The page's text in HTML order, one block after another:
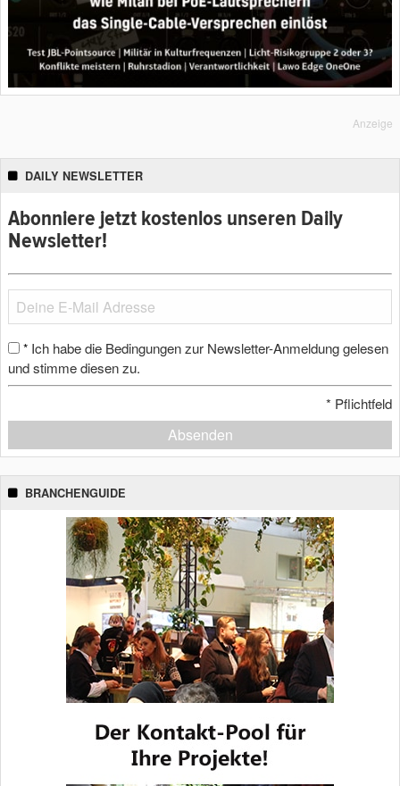
Anzeige
DAILY NEWSLETTER
Abonniere jetzt kostenlos unseren Daily
Newsletter!
* Ich habe die Bedingungen zur Newsletter-Anmeldung gelesen
und stimme diesen zu.
* Pflichtfeld
Absenden
BRANCHENGUIDE